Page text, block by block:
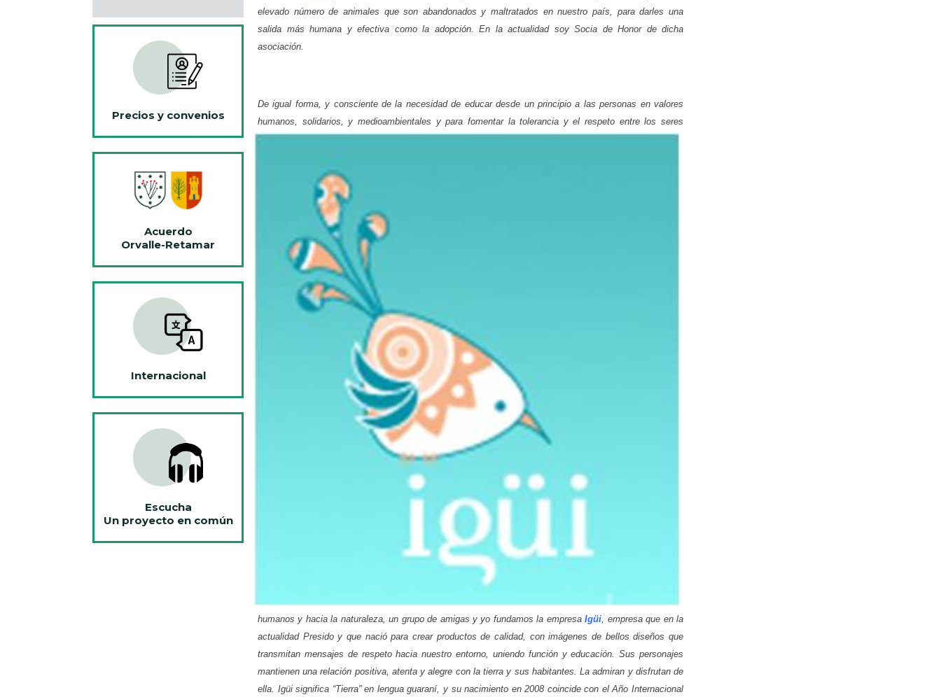
Precios y convenios
Acuerdo
Orvalle-Retamar
Internacional
Escucha
Un proyecto en común
elevado número de animales que son abandonados y maltratados en nuestro país, para darles una
salida más humana y efectiva como la adopción. En la actualidad soy Socia de Honor de dicha
asociación.
De igual forma, y consciente de la necesidad de educar desde un principio a las personas en valores
humanos, solidarios, y medioambientales y para fomentar la tolerancia y el respeto entre los seres
humanos y hacia la naturaleza, un grupo de amigas y yo fundamos la empresaIgüi, empresa que en la
actualidad Presido y que nació para crear productos de calidad, con imágenes de bellos diseños que
transmitan mensajes de respeto hacia nuestro entorno, uniendo función y educación. Sus personajes
mantienen una relación positiva, atenta y alegre con la tierra y sus habitantes. La admiran y disfrutan de
ella. Igüi significa “Tierra” en lengua guaraní, y su nacimiento en 2008 coincide con el Año Internacional